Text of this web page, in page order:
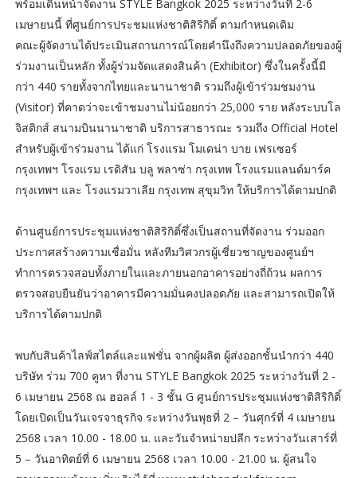
พร้อมเดินหน้าจัดงาน STYLE Bangkok 2025 ระหว่างวันที่ 2-6
เมษายนนี้ ที่ศูนย์การประชมแห่งชาติสิริกิติ์ ตามกำหนดเดิม
คณะผู้จัดงานได้ประเมินสถานการณ์โดยคำนึงถึงความปลอดภัยของผู้
ร่วมงานเป็นหลัก ทั้งผู้ร่วมจัดแสดงสินค้า (Exhibitor) ซึ่งในครั้งนี้มี
กว่า 440 รายทั้งจากไทยและนานาชาติ รวมถึงผู้เข้าร่วมชมงาน
(Visitor) ที่คาดว่าจะเข้าชมงานไม่น้อยกว่า 25,000 ราย หลังระบบโล
จิสติกส์ สนามบินนานาชาติ บริการสาธารณะ รวมถึง Official Hotel
สำหรับผู้เข้าร่วมงาน ได้แก่ โรงแรม โมเดน่า บาย เฟรเซอร์
กรุงเทพฯ โรงแรม เรดิสัน บลู พลาซ่า กรุงเทพ โรงแรมแลนด์มาร์ค
กรุงเทพฯ และ โรงแรมวาเลีย กรุงเทพ สุขุมวิท ให้บริการได้ตามปกติ
ด้านศูนย์การประชุมแห่งชาติสิริกิติ์ซึ่งเป็นสถานที่จัดงาน ร่วมออก
ประกาศสร้างความเชื่อมั่น หลังทีมวิศวกรผู้เชี่ยวชาญของศูนย์ฯ
ทำการตรวจสอบทั้งภายในและภายนอกอาคารอย่างถี่ถ้วน ผลการ
ตรวจสอบยืนยันว่าอาคารมีความมั่นคงปลอดภัย และสามารถเปิดให้
บริการได้ตามปกติ
พบกับสินค้าไลฟ์สไตล์และแฟชั่น จากผู้ผลิต ผู้ส่งออกชั้นนำกว่า 440
บริษัท ร่วม 700 คูหา ที่งาน STYLE Bangkok 2025 ระหว่างวันที่ 2 -
6 เมษายน 2568 ณ ฮอลล์ 1 - 3 ชั้น G ศูนย์การประชุมแห่งชาติสิริกิติ์
โดยเปิดเป็นวันเจรจาธุรกิจ ระหว่างวันพุธที่ 2 – วันศุกร์ที่ 4 เมษายน
2568 เวลา 10.00 - 18.00 น. และวันจำหน่ายปลีก ระหว่างวันเสาร์ที่
5 – วันอาทิตย์ที่ 6 เมษายน 2568 เวลา 10.00 - 21.00 น. ผู้สนใจ